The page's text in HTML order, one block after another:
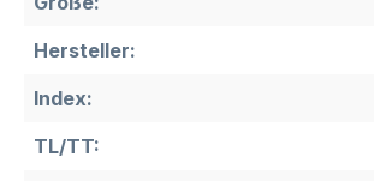
Hersteller:
Index:
TL/TT: